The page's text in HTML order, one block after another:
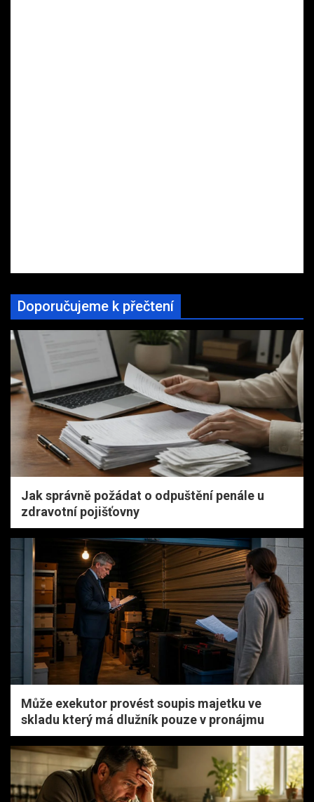
Doporučujeme k přečtení
Jak správně požádat o odpuštění penále u
zdravotní pojišťovny
Může exekutor provést soupis majetku ve
skladu který má dlužník pouze v pronájmu